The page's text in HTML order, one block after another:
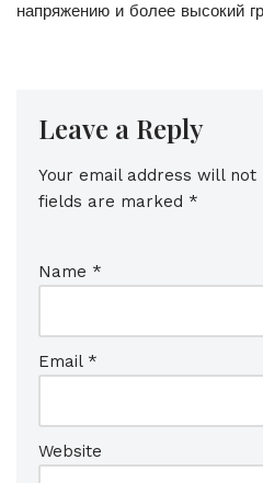
напряжению и более высокий
Leave a Reply
Your email address will not
fields are marked *
Name *
Email *
Website